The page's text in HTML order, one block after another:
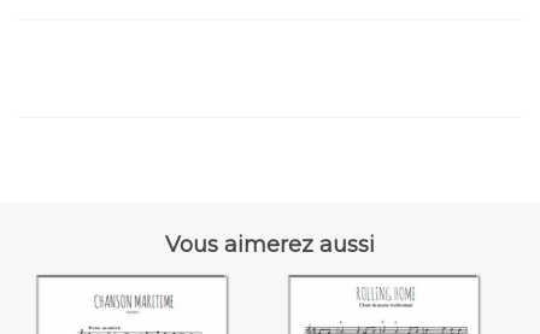
Vous aimerez aussi